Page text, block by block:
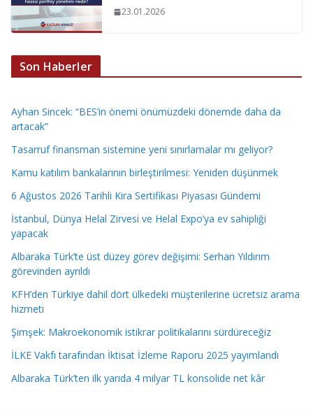
23.01.2026
Son Haberler
Ayhan Sincek: “BES’in önemi önümüzdeki dönemde daha da
artacak”
Tasarruf finansman sistemine yeni sınırlamalar mı geliyor?
Kamu katılım bankalarının birleştirilmesi: Yeniden düşünmek
6 Ağustos 2026 Tarihli Kira Sertifikası Piyasası Gündemi
İstanbul, Dünya Helal Zirvesi ve Helal Expo’ya ev sahipliği
yapacak
Albaraka Türk’te üst düzey görev değişimi: Serhan Yıldırım
görevinden ayrıldı
KFH’den Türkiye dahil dört ülkedeki müşterilerine ücretsiz arama
hizmeti
Şimşek: Makroekonomik istikrar politikalarını sürdüreceğiz
İLKE Vakfı tarafından İktisat İzleme Raporu 2025 yayımlandı
Albaraka Türk’ten ilk yarıda 4 milyar TL konsolide net kâr